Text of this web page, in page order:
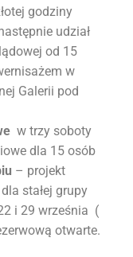
godziny
udział
od 15
w
Galerii pod
w trzy soboty
dla 15 osób
– projekt
stałej grupy
i 29 września (
otwarte.